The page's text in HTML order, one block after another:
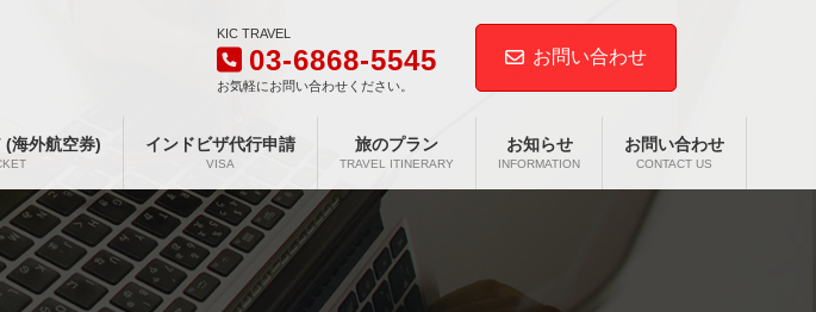
KIC TRAVEL
03-6868-5545
お気軽にお問い合わせください。
お問い合わせ
(海外航空券) インドビザ代行申請
VISA
旅のプラン
TRAVEL ITINERARY
お知らせ
INFORMATION
お問い合わせ
CONTACT US